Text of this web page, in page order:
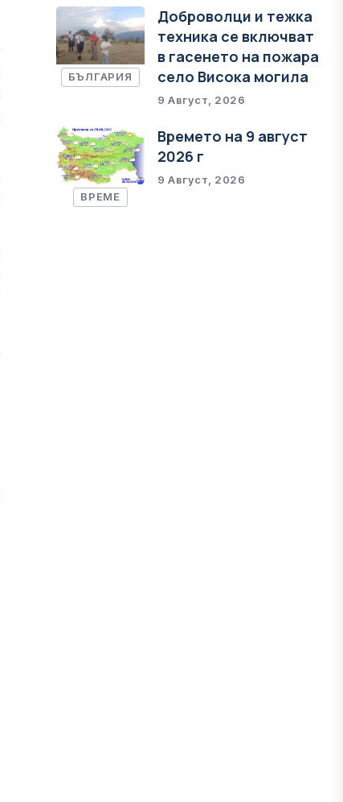
БЪЛГАРИЯ
Доброволци и тежка
техника се включват
в гасенето на пожара
село Висока могила
9 Август, 2026
ВРЕМЕ
Времето на 9 август
2026 г
9 Август, 2026